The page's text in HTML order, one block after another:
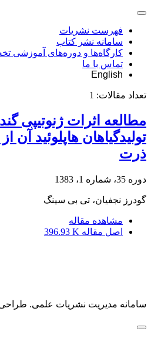
فهرست نشریات
سامانه نشر کتاب
کارگاه‌ها و دوره‌های آموزشی
تماس با ما
English
تعداد مقالات: 1
مطالعه اثرات ژنوتیپی
تولیدگیاهان هاپلوئید آن
ذرت
دوره 35، شماره 1، 1383
گودرز نجفیان، تی بی سینگ
مشاهده مقاله
اصل مقاله 396.93 K
سامانه مدیریت نشریات علمی. طراحی